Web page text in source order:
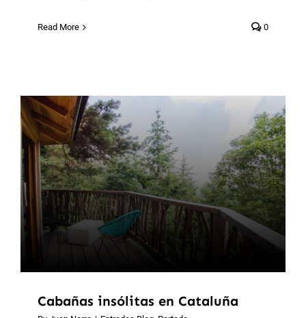
Read More 0
Cabañas insólitas en Cataluña